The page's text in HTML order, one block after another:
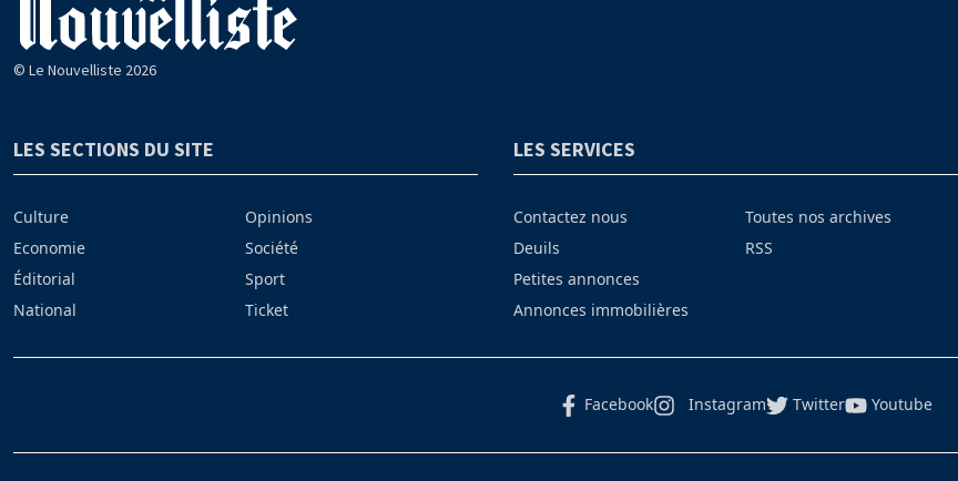
© Le Nouvelliste 2026
LES SECTIONS DU SITE
Culture
Economie
Éditorial
National
Opinions
Société
Sport
Ticket
LES SERVICES
Contactez nous
Deuils
Petites annonces
Annonces immobilières
Toutes nos archives
RSS
Facebook Instagram Twitter Youtube